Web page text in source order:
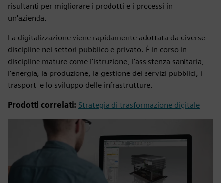
risultanti per migliorare i prodotti e i processi in
un'azienda.
La digitalizzazione viene rapidamente adottata da diverse
discipline nei settori pubblico e privato. È in corso in
discipline mature come l'istruzione, l'assistenza sanitaria,
l'energia, la produzione, la gestione dei servizi pubblici, i
trasporti e lo sviluppo delle infrastrutture.
Prodotti correlati: Strategia di trasformazione digitale